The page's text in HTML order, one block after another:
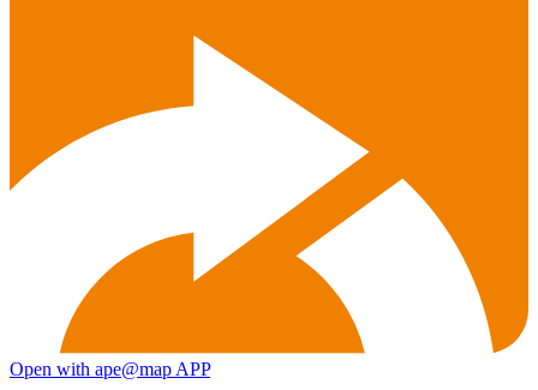
Open with ape@map APP